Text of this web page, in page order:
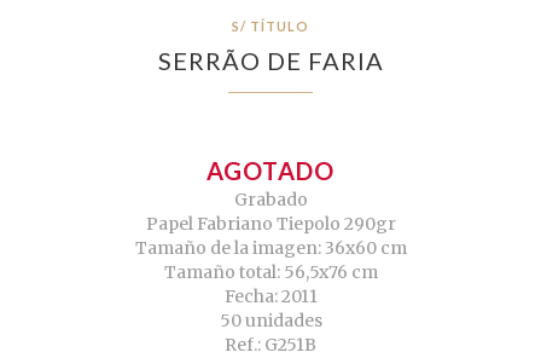
S/ TÍTULO
SERRÃO DE FARIA
AGOTADO
Grabado
Papel Fabriano Tiepolo 290gr
Tamaño de la imagen: 36x60 cm
Tamaño total: 56,5x76 cm
Fecha: 2011
50 unidades
Ref.: G251B